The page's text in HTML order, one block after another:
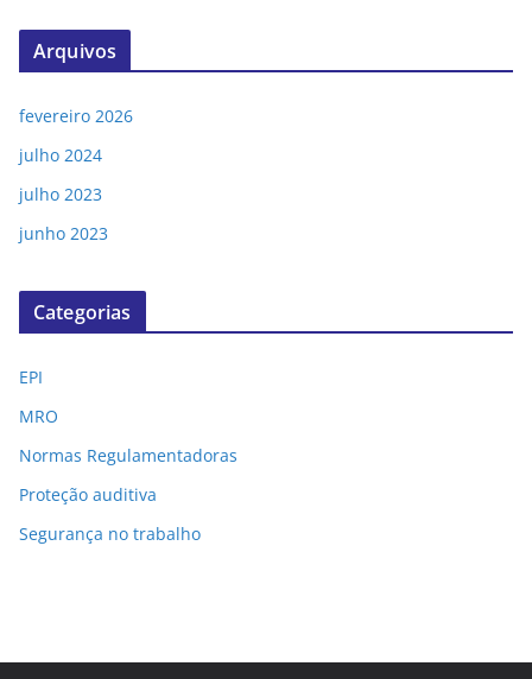
Arquivos
fevereiro 2026
julho 2024
julho 2023
junho 2023
Categorias
EPI
MRO
Normas Regulamentadoras
Proteção auditiva
Segurança no trabalho